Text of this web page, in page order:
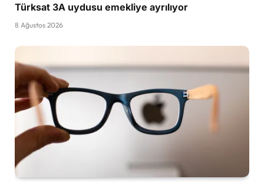
Türksat 3A uydusu emekliye ayrılıyor
8 Ağustos 2026